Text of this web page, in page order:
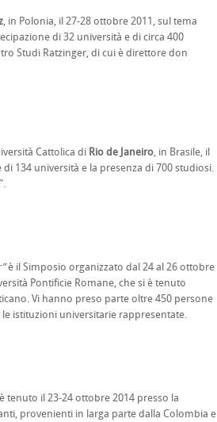
, in Polonia, il 27-28 ottobre 2011, sul tema
di 32 università e di circa 400
Studi Ratzinger, di cui è direttore don
Cattolica di Rio de Janeiro , in Brasile, il
di 134 università e la presenza di 700 studiosi.
è il Simposio organizzato dal 24 al 26 ottobre
Pontificie Romane, che si è tenuto
Vi hanno preso parte oltre 450 persone
istituzioni universitarie rappresentate.
tenuto il 23-24 ottobre 2014 presso la
provenienti in larga parte dalla Colombia e